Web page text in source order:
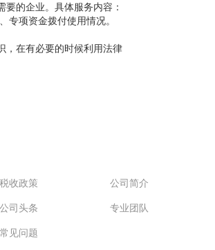
的企业。具体服务内容：
专项资金拨付使用情况。
，在有必要的时候利用法律
税收政策
公司头条
常见问题
公司简介
专业团队